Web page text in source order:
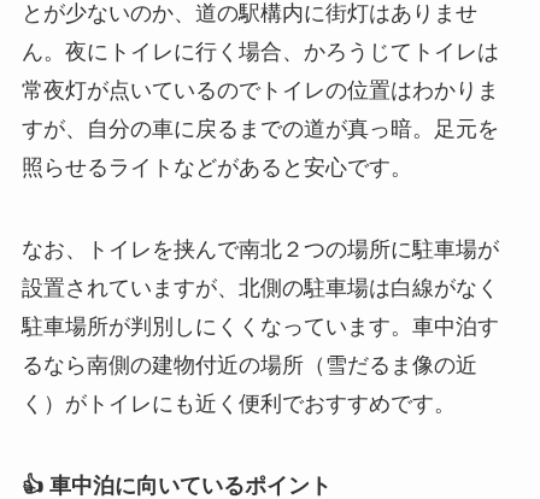
とが少ないのか、道の駅構内に街灯はありませ
ん。夜にトイレに行く場合、かろうじてトイレは
常夜灯が点いているのでトイレの位置はわかりま
すが、自分の車に戻るまでの道が真っ暗。足元を
照らせるライトなどがあると安心です。
なお、トイレを挟んで南北２つの場所に駐車場が
設置されていますが、北側の駐車場は白線がなく
駐車場所が判別しにくくなっています。車中泊す
るなら南側の建物付近の場所（雪だるま像の近
く）がトイレにも近く便利でおすすめです。
👍 車中泊に向いているポイント